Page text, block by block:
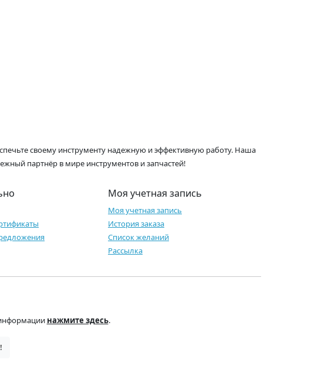
своему инструменту надежную и эффективную работу. Наша
партнёр в мире инструментов и запчастей!
Моя учетная запись
Моя учетная запись
История заказа
Список желаний
Рассылка
нажмите здесь.